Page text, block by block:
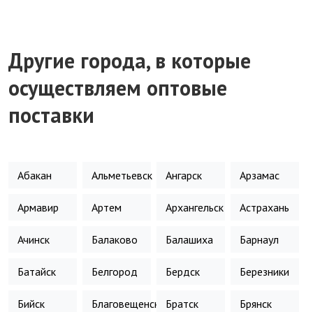
Другие города, в которые
осуществляем оптовые
поставки
Абакан Альметьевск Ангарск Арзамас
Армавир Артем Архангельск Астрахань
Ачинск Балаково Балашиха Барнаул
Батайск Белгород Бердск Березники
Бийск Благовещенск Братск Брянск